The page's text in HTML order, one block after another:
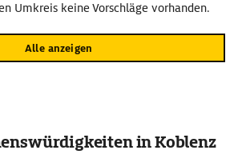
Umkreis keine Vorschläge vorhanden.
Alle anzeigen
in Koblenz